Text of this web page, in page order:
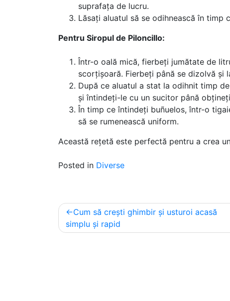
suprafața de lucru.
Lăsați aluatul să se odihnească în timp
Pentru Siropul de Piloncillo:
Într-o oală mică, fierbeți jumătate de
scorțișoară. Fierbeți până se dizolvă și
După ce aluatul a stat la odihnit timp
și întindeți-le cu un sucitor până
În timp ce întindeți buñuelos, într-o
să se rumenească uniform.
Această rețetă este perfectă pentru a crea
Posted in Diverse
Post
navigation
Cum să crești ghimbir și usturoi acasă
simplu și rapid